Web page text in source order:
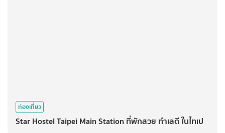
ท่องเที่ยว
Star Hostel Taipei Main Station ที่พักสวย ทำเลดี ในไทเป